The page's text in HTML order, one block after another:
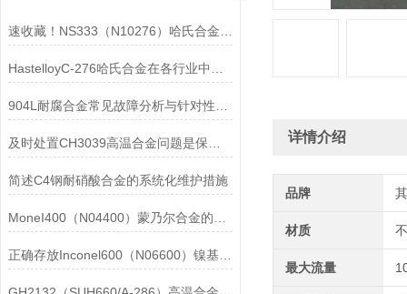
简述C4钢耐硝酸合金的系统化维护措施
正确存放Inconel600（N06600）镍基合金的重要性介绍
详情介绍
品牌
材质
最大流量